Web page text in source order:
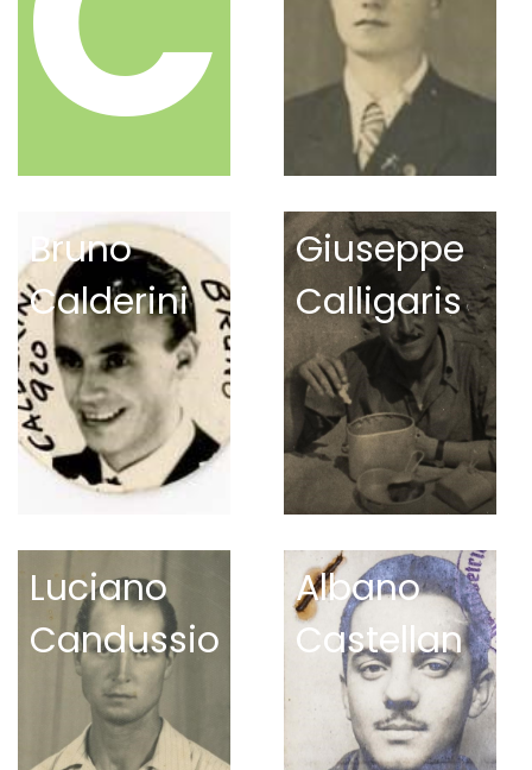
Bruno
Calderini
Giuseppe
Calligaris
Luciano
Candussio
Albano
Castellan